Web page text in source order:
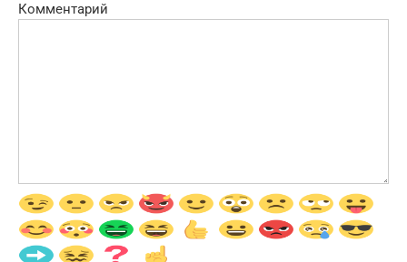
Комментарий